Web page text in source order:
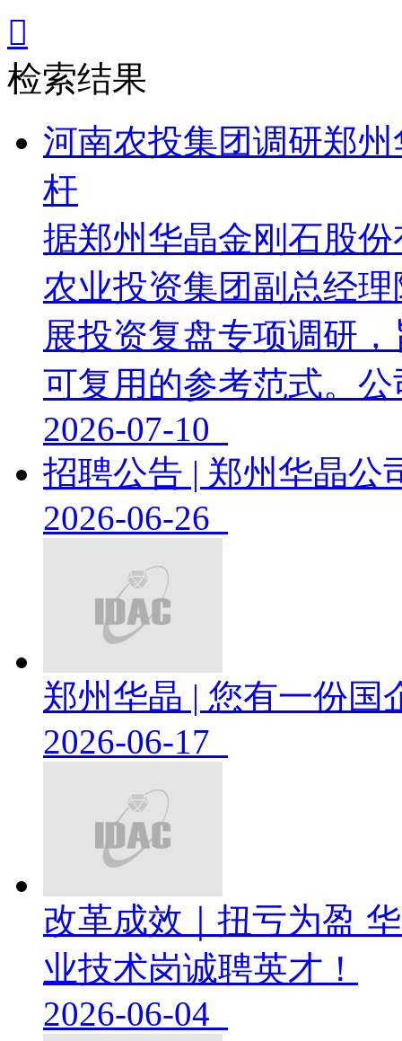

检索结果
河南农投集团调研郑
杆
据郑州华晶金刚石股
农业投资集团副总经
展投资复盘专项调研
可复用的参考范式。
2026-07-10
招聘公告 | 郑州华晶公
2026-06-26
郑州华晶 | 您有一份国
2026-06-17
改革成效｜扭亏为盈
业技术岗诚聘英才！
2026-06-04